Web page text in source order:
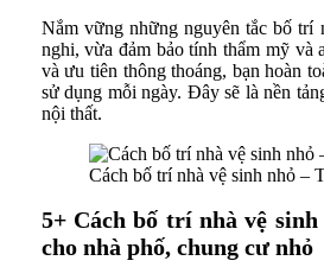
Nắm vững những nguyên tắc bố trí
nghi, vừa đảm bảo tính thẩm mỹ và
và ưu tiên thông thoáng, bạn hoàn
sử dụng mỗi ngày. Đây sẽ là nền
nội thất.
Cách bố trí nhà vệ sinh nhỏ –
5+ Cách bố trí nhà vệ
cho nhà phố, chung cư nhỏ